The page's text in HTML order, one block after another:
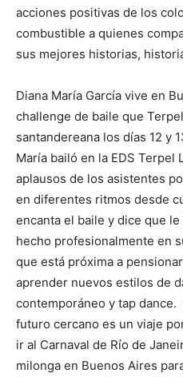
acciones positivas de los
combustible a quienes
sus mejores historias,
Diana María García vive en
challenge de baile que
santandereana los días 12 y
María bailó en la EDS Terpel
aplausos de los asistentes
en diferentes ritmos desde
encanta el baile y dice que
hecho profesionalmente en
que está próxima a
aprender nuevos estilos de
contemporáneo y tap
futuro cercano es un viaje
ir al Carnaval de Río de
milonga en Buenos Aires